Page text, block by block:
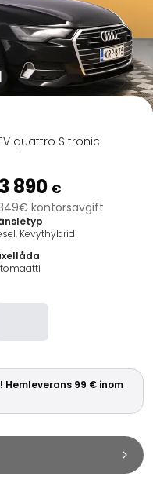
quattro S tronic
890 €
kontorsavgift
Kevythybridi
99 € inom